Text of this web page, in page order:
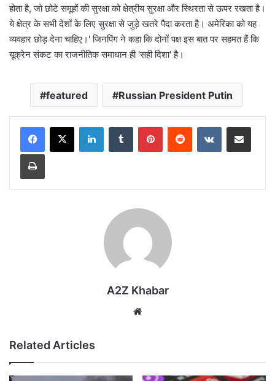
होता है, जो छोटे समूहों की सुरक्षा को क्षेत्रीय सुरक्षा और स्थिरता से ऊपर रखता है।
ये क्षेत्र के सभी देशों के लिए सुरक्षा से जुड़े खतरे पैदा करता है। अमेरिका को यह
व्यवहार छोड़ देना चाहिए।' जिनपिंग ने कहा कि दोनों पक्ष इस बात पर सहमत हैं कि
यूक्रेन संकट का राजनीतिक समाधान ही 'सही दिशा' है।
featured Russian President Putin
LinkedInTumblr PinterestReddit VKontakteShare via Email
Print
A2Z Khabar
Related Articles